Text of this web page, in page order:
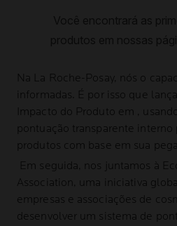
Na La Roche-Posay, nós o
informadas. É por isso que
Impacto do Produto em ,
pontuação transparente interno
produtos com base em sua
Em seguida, nos juntamos à
Association, uma iniciativa
empresas e associações de
desenvolver um sistema de